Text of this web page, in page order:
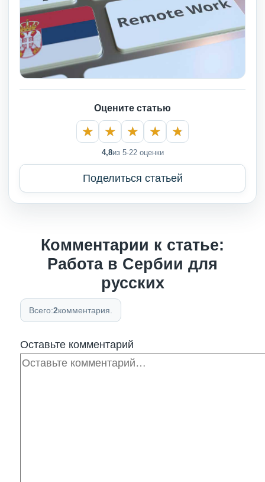
Оцените статью
4,8из 5·22 оценки
Поделиться статьей
Комментарии к статье:
Работа в Сербии для
русских
Всего:2комментария.
Оставьте комментарий
Комментарий